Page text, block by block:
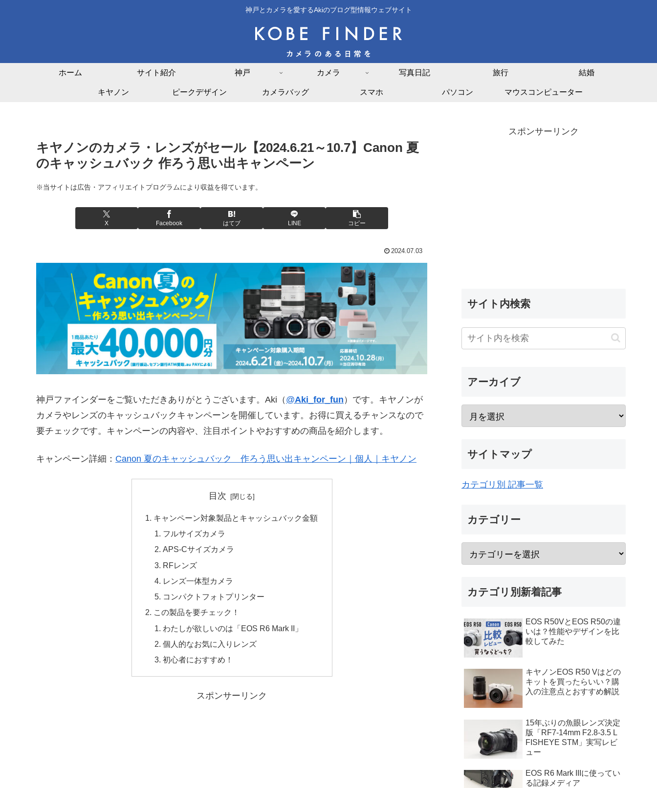
神戸とカメラを愛するAkiのブログ型情報ウェブサイト
ホーム サイト紹介 神戸 カメラ 写真日記 旅行 結婚
キヤノン ピークデザイン カメラバッグ スマホ パソコン マウスコンピューター
キヤノンのカメラ・レンズがセール【2024.6.21～10.7】Canon 夏
のキャッシュバック 作ろう思い出キャンペーン
※当サイトは広告・アフィリエイトプログラムにより収益を得ています。
X Facebook はてブ LINE コピー
2024.07.03
神戸ファインダーをご覧いただきありがとうございます。Aki（ @Aki_for_fun ）です。キヤノンが
カメラやレンズのキャッシュバックキャンペーンを開催しています。お得に買えるチャンスなので
要チェックです。キャンペーンの内容や、注目ポイントやおすすめの商品を紹介します。
キャンペーン詳細： Canon 夏のキャッシュバック 作ろう思い出キャンペーン｜個人｜キヤノン
目次
キャンペーン対象製品とキャッシュバック金額
フルサイズカメラ
APS-Cサイズカメラ
RFレンズ
レンズ一体型カメラ
コンパクトフォトプリンター
この製品を要チェック！
わたしが欲しいのは「EOS R6 Mark II」
個人的なお気に入りレンズ
初心者におすすめ！
スポンサーリンク
スポンサーリンク
サイト内検索
アーカイブ
サイトマップ
カテゴリ別 記事一覧
カテゴリー
カテゴリ別新着記事
EOS R50VとEOS R50の違
いは？性能やデザインを比
較してみた
キヤノンEOS R50 Vはどの
キットを買ったらいい？購
入の注意点とおすすめ解説
15年ぶりの魚眼レンズ決定
版「RF7-14mm F2.8-3.5 L
FISHEYE STM」実写レビ
ュー
EOS R6 Mark IIIに使ってい
る記録メディア